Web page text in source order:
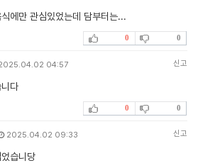
에만 관심있었는데 담부터는...
0 0
04:57 신고
다
0 0
2025.04.02 09:33 신고
습니당